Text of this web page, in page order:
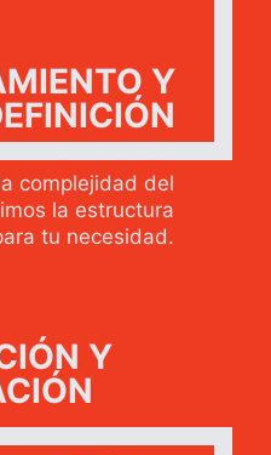
Y
complejidad del
la estructura
tu necesidad.
Y